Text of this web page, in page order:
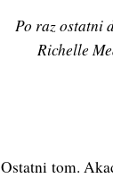
Po raz ostatni
Richelle
Ostatni tom.